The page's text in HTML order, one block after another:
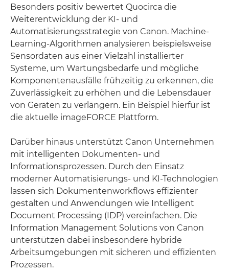
Besonders positiv bewertet Quocirca die
Weiterentwicklung der KI- und
Automatisierungsstrategie von Canon. Machine-
Learning-Algorithmen analysieren beispielsweise
Sensordaten aus einer Vielzahl installierter
Systeme, um Wartungsbedarfe und mögliche
Komponentenausfälle frühzeitig zu erkennen, die
Zuverlässigkeit zu erhöhen und die Lebensdauer
von Geräten zu verlängern. Ein Beispiel hierfür ist
die aktuelle imageFORCE Plattform.
Darüber hinaus unterstützt Canon Unternehmen
mit intelligenten Dokumenten- und
Informationsprozessen. Durch den Einsatz
moderner Automatisierungs- und KI-Technologien
lassen sich Dokumentenworkflows effizienter
gestalten und Anwendungen wie Intelligent
Document Processing (IDP) vereinfachen. Die
Information Management Solutions von Canon
unterstützen dabei insbesondere hybride
Arbeitsumgebungen mit sicheren und effizienten
Prozessen.